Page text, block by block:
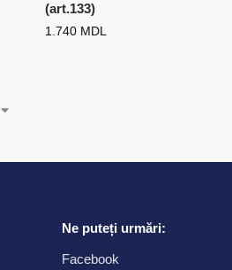
(art.133)
1.740 MDL
Ne puteți urmări:
Facebook